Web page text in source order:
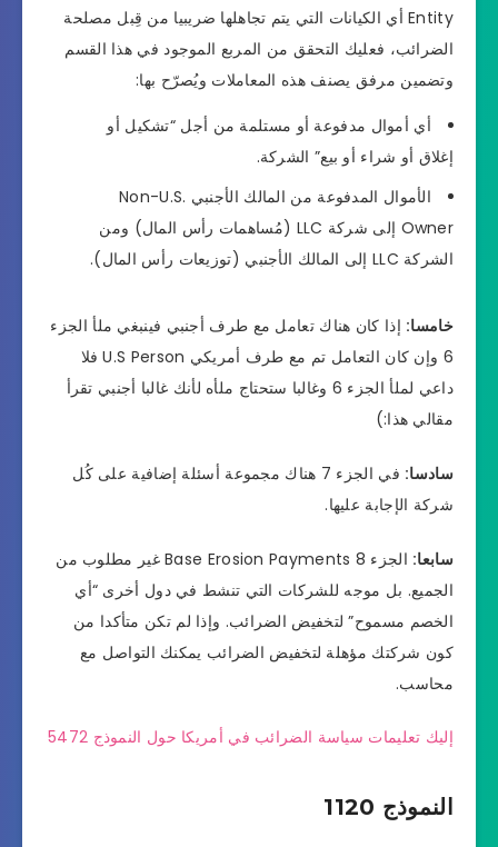
Entity أي الكيانات التي يتم تجاهلها ضريبيا من قِبل مصلحة
الضرائب، فعليك التحقق من المربع الموجود في هذا القسم
وتضمين مرفق يصنف هذه المعاملات ويُصرّح بها:
أي أموال مدفوعة أو مستلمة من أجل “تشكيل أو
إغلاق أو شراء أو بيع” الشركة.
الأموال المدفوعة من المالك الأجنبي Non-U.S.
Owner إلى شركة LLC (مُساهمات رأس المال) ومن
الشركة LLC إلى المالك الأجنبي (توزيعات رأس المال).
خامسا: إذا كان هناك تعامل مع طرف أجنبي فينبغي ملأ الجزء
6 وإن كان التعامل تم مع طرف أمريكي U.S Person فلا
داعي لملأ الجزء 6 وغالبا ستحتاج ملأه لأنك غالبا أجنبي تقرأ
مقالي هذا:)
سادسا:
في الجزء 7 هناك مجموعة أسئلة إضافية على كُل
شركة الإجابة عليها.
سابعا:
الجزء 8 Base Erosion Payments غير مطلوب من
الجميع. بل موجه للشركات التي تنشط في دول أخرى “أي
الخصم مسموح” لتخفيض الضرائب. وإذا لم تكن متأكدا من
كون شركتك مؤهلة لتخفيض الضرائب يمكنك التواصل مع
محاسب.
إليك تعليمات سياسة الضرائب في أمريكا حول النموذج 5472
النموذج 1120